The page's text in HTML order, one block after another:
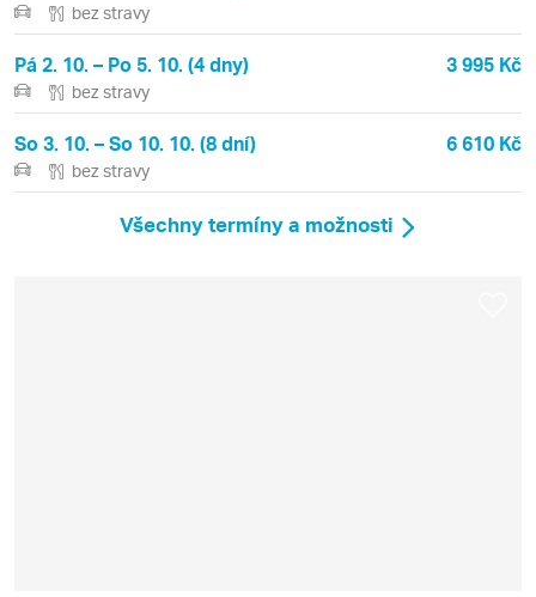
bez stravy
Pá 2. 10. – Po 5. 10. (4 dny) 3 995 Kč
bez stravy
So 3. 10. – So 10. 10. (8 dní) 6 610 Kč
bez stravy
Všechny termíny a možnosti